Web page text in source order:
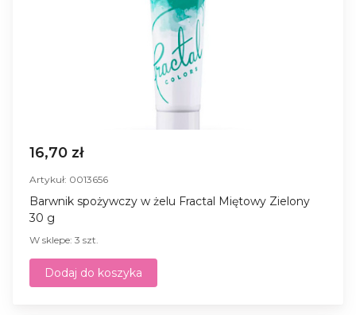
16,70 zł
Artykuł: 0013656
Barwnik spożywczy w żelu Fractal Miętowy Zielony
30 g
W sklepe: 3 szt.
Dodaj do koszyka